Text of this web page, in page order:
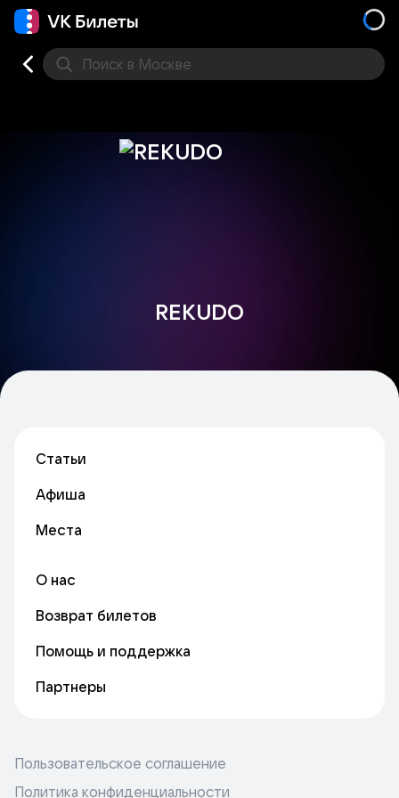
Поиск в Москве
REKUDO
Статьи
Афиша
Места
О нас
Возврат билетов
Помощь и поддержка
Партнеры
Пользовательское соглашение
Политика конфиденциальности